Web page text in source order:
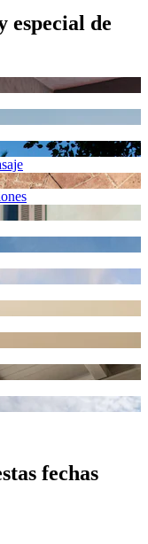
especial de
fechas